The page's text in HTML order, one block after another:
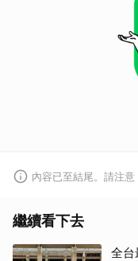
內容已至結尾。請注意
繼續看下去
全